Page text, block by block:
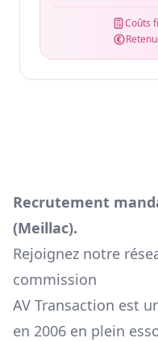
Coûts
Recrutement
(Meillac).
Rejoignez notre
commission
AV Transaction est
en 2006 en plein